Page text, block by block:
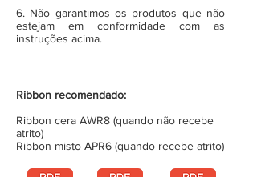
6. Não garantimos os produtos que não
estejam em conformidade com as
instruções acima.
Ribbon recomendado:
Ribbon cera AWR8 (quando não recebe
atrito)
Ribbon misto APR6 (quando recebe atrito)